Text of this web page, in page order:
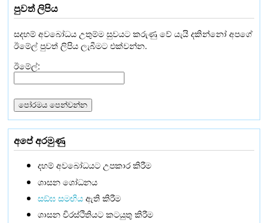
පුවත් ලිපිය
සදහම් අවබෝධය උතුම්ම සුවයට කරුණු වේ යැයි දකින්නෝ අපගේ
ඊමේල් පුවත් ලිපිය ලැබීමට එක්වන්න.
ඊමේල්:
අපේ අරමුණු
දහම් අවබෝධයට උපකාර කිරීම
ශාසන ශෝධනය
සඞ්‌ඝ සමඟියඇති කිරීම
ශාසන චිරස්ථිතියට කටයුතු කිරීම